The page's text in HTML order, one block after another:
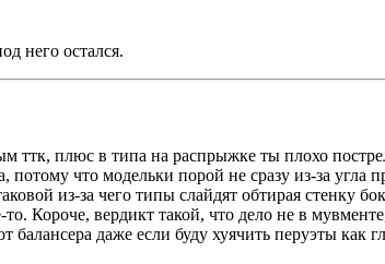
него остался.
ттк, плюс в типа на распрыжке ты плохо
что модельки порой не сразу из-за угла
из-за чего типы слайдят обтирая стенку
Короче, вердикт такой, что дело не в
балансера даже если буду хуячить перуэты